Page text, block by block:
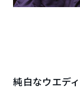
純白なウエデ